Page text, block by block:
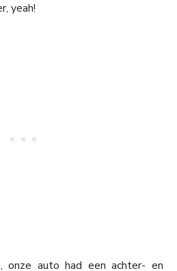
yeah!
onze auto had een achter- en